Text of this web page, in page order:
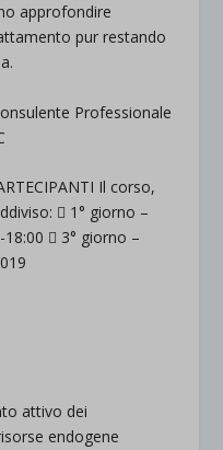
approfondire
pur restando
Professionale
Il corso,
 1° giorno –
 3° giorno –
attivo dei
endogene